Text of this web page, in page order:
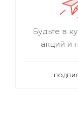
Будьте в
акций и